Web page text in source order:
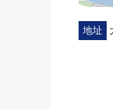
地址